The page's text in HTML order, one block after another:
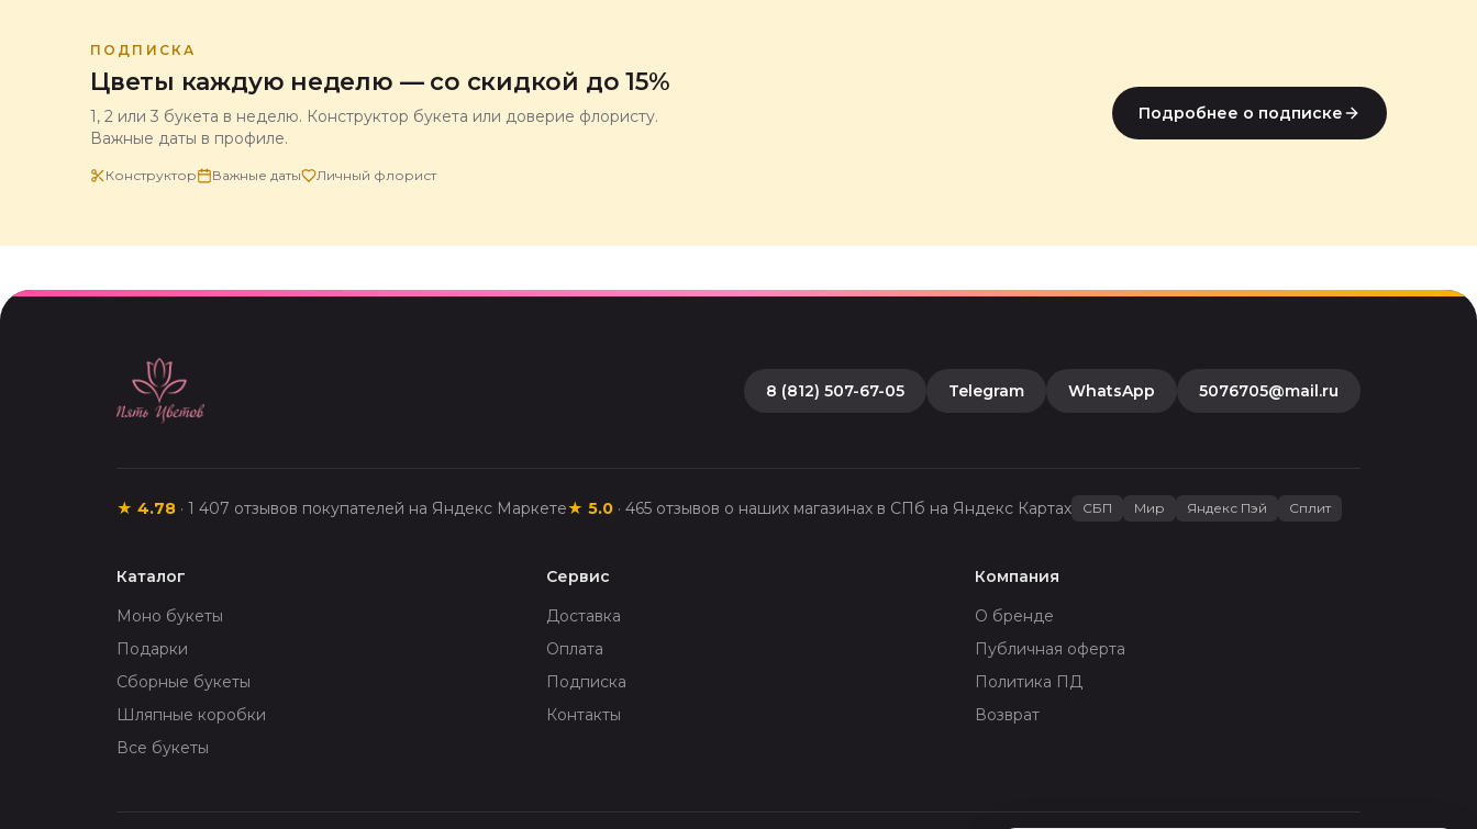
ПОДПИСКА
Цветы каждую неделю — со скидкой до 15%
1, 2 или 3 букета в неделю. Конструктор букета или доверие флористу.
Важные даты в профиле.
Конструктор Важные даты Личный флорист
Подробнее о подписке
8 (812) 507-67-05 Telegram WhatsApp 5076705@mail.ru
★ 4.78 · 1 407 отзывов покупателей на Яндекс Маркете★ 5.0 · 465 отзывов о наших магазинах в СПб на Яндекс Картах СБП Мир Яндекс Пэй Сплит
Каталог
Моно букеты
Подарки
Сборные букеты
Шляпные коробки
Все букеты
Сервис
Доставка
Оплата
Подписка
Контакты
Компания
О бренде
Публичная оферта
Политика ПД
Возврат